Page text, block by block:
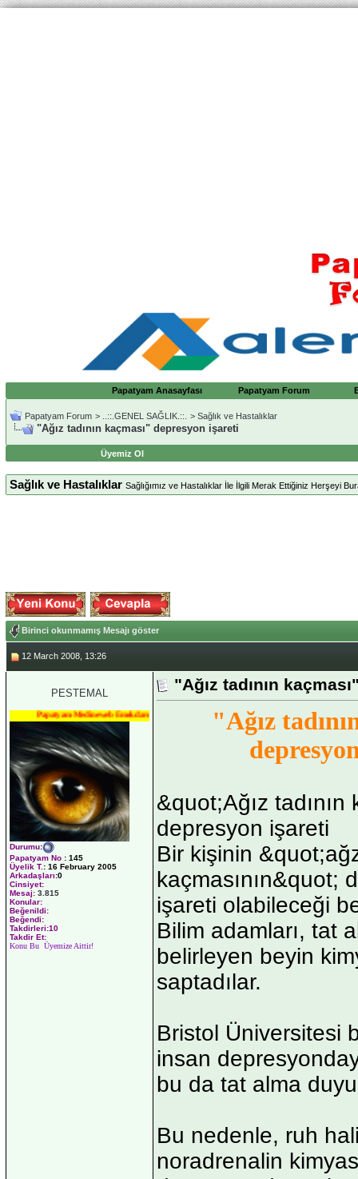
Papatyam Anasayfası Papatyam Forum
Papatyam Forum > ..::.GENEL SAĞLIK.::. > Sağlık ve Hastalıklar
"Ağız tadının kaçması" depresyon işareti
Üyemiz Ol
Sağlık ve Hastalıklar Sağlığımız ve Hastalıklar İle İlgili Merak Ettiğiniz Herşeyi
Birinci okunmamış Mesajı göster
12 March 2008, 13:26
PESTEMAL
Papatyam Medineweb Emekdarı
Durumu:
Papatyam No : 145
Üyelik T.: 16 February 2005
Arkadaşları:0
Cinsiyet:
Mesaj: 3.815
Konular:
Beğenildi:
Beğendi:
Takdirleri:10
Takdir Et:
Konu Bu Üyemize Aittir!
"Ağız tadının
"Ağız
&quot;Ağız tadının
depresyon işareti
Bir kişinin
kaçmasının&quot;
işareti olabileceği
Bilim adamları, tat
belirleyen beyin
saptadılar.
Bristol Üniversitesi
insan
bu da tat alma
Bu nedenle, ruh
noradrenalin